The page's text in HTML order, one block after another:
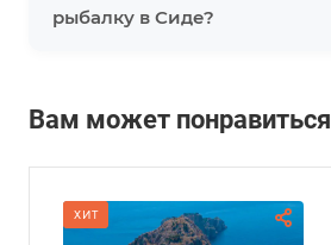
рыбалку в Сиде?
Вам может понравиться
ХИТ